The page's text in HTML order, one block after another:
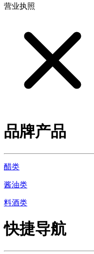
营业执照
品牌产品
醋类
酱油类
料酒类
快捷导航